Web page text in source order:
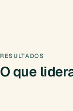
RESULTADOS
O que